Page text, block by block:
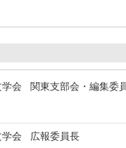
学会 関東支部会・編集委
学会 広報委員長